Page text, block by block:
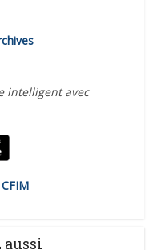
intelligent avec
aussi